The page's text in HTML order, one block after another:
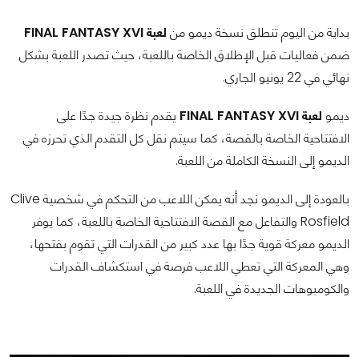
بداية من اليوم تنطلق نسخة ديمو من لعبة FINAL FANTASY XVI
ضمن فعاليات قبل الإطلاق الخاصة باللعبة، حيث تصدر اللعبة بشكل
نهائي في 22 يونيو الجاري.
ديمو لعبة FINAL FANTASY XVI
يقدم نظرة جيدة جدًا على
الافتتاحية الخاصة بالقصة، كما سيتم نقل كل التقدم الذي تحرزه في
الديمو إلى النسخة الكاملة من اللعبة.
بالعودة إلى الديمو نجد أنه يمكن اللاعب من التحكم في شخصية Clive
Rosfield والتفاعل مع القصة الافتتاحية الخاصة باللعبة، كما يوفر
الديمو معركة قوية جدًا بها عدد كبير من القدرات التي تقوم بفتحها،
وهي المعركة التي تعطي اللاعب فرصة في استكشاف القدرات
والكومبوهات الجديدة في اللعبة.